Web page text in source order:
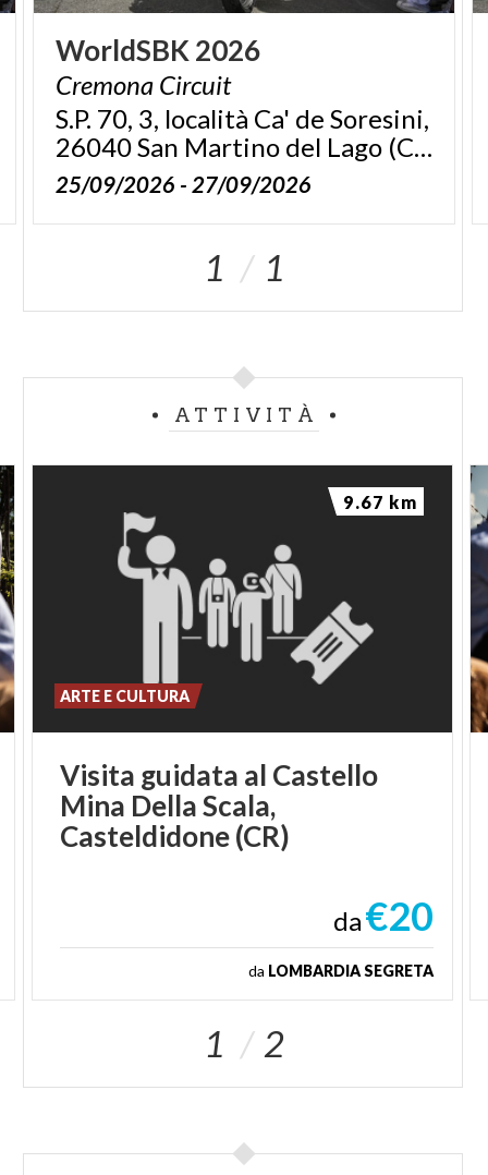
WorldSBK 2026
Cremona Circuit
S.P. 70, 3, località Ca' de Soresini,
26040 San Martino del Lago (CR)
25/09/2026 - 27/09/2026
1 1
ATTIVITÀ
Visita guidata al Castello
Mina Della Scala,
Casteldidone (CR)
ARTE E CULTURA
da€20
da LOMBARDIA SEGRETA
9.67 km
1 2